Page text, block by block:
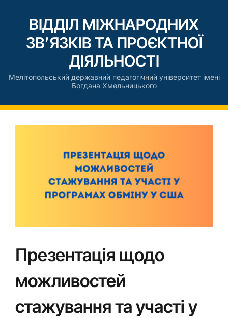
ВІДДІЛ МІЖНАРОДНИХ
ЗВ’ЯЗКІВ ТА ПРОЄКТНОЇ
ДІЯЛЬНОСТІ
Мелітопольський державний педагогічний університет імені
Богдана Хмельницького
Презентація щодо
можливостей
стажування та участі у